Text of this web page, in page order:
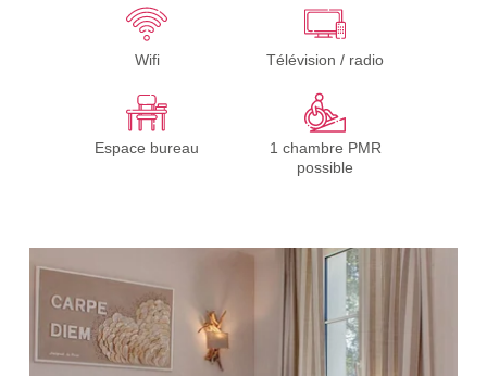
Wifi Télévision / radio
Espace bureau
1 chambre PMR
possible